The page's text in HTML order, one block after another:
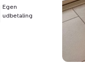
Egen
udbetaling